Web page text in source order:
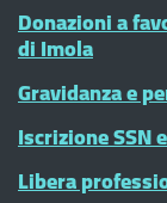
Donazioni a
di Imola
Gravidanza e
Iscrizione SSN
Libera